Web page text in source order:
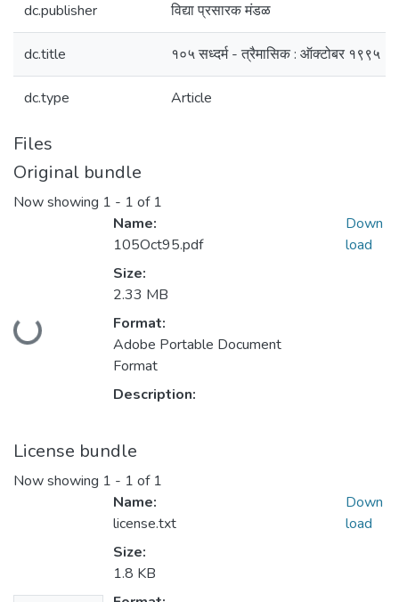
dc.publisher विद्या प्रसारक मंडळ
dc.title १०५ सध्दर्म - त्रैमासिक : ऑक्टोबर १९९५
dc.type Article
Files
Original bundle
Now showing 1 - 1 of 1
Loading...
Name:
105Oct95.pdf
Size:
2.33 MB
Format:
Adobe Portable Document
Format
Description:
Down
load
License bundle
Now showing 1 - 1 of 1
Name:
license.txt
Size:
1.8 KB
Down
load